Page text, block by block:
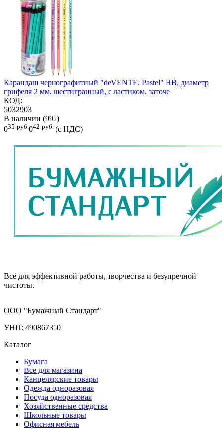
Карандаш чернографитный "deVENTE. Pastel" HB, диаметр
грифеля 2 мм, шестигранный, с ластиком, заточе
КОД:
5032903
В наличии (992)
035 руб. 042 руб. (с НДС)
Всё для эффективной работы, творчества и безупречной
чистоты.
ООО "Бумажный Стандарт"
УНП: 490867350
Каталог
Бумага
Все для магазина
Канцелярские товары
Одежда одноразовая
Посуда одноразовая
Хозяйственные средства
Школьные товары
Офисная мебель